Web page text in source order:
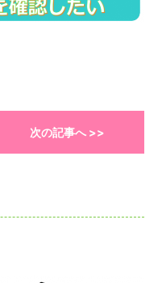
次の記事へ >>